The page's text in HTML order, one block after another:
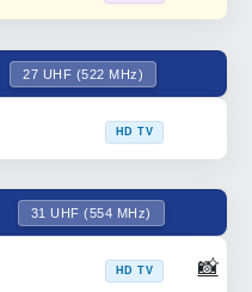
27 UHF (522 MHz)
HD TV
31 UHF (554 MHz)
HD TV 📸